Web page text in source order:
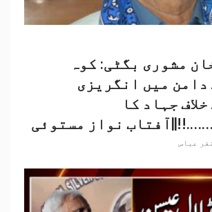
مشوری بگٹی: کوہ
میں انگریزی
جہاد کا
نواز مستوئی
عباس